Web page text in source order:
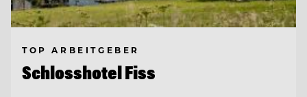
TOP ARBEITGEBER
Schlosshotel Fiss